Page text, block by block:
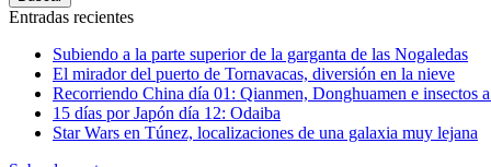
Entradas recientes
Subiendo a la parte superior de la garganta de las Nogaledas
El mirador del puerto de Tornavacas, diversión en la nieve
Recorriendo China día 01: Qianmen, Donghuamen e insectos
15 días por Japón día 12: Odaiba
Star Wars en Túnez, localizaciones de una galaxia muy lejana